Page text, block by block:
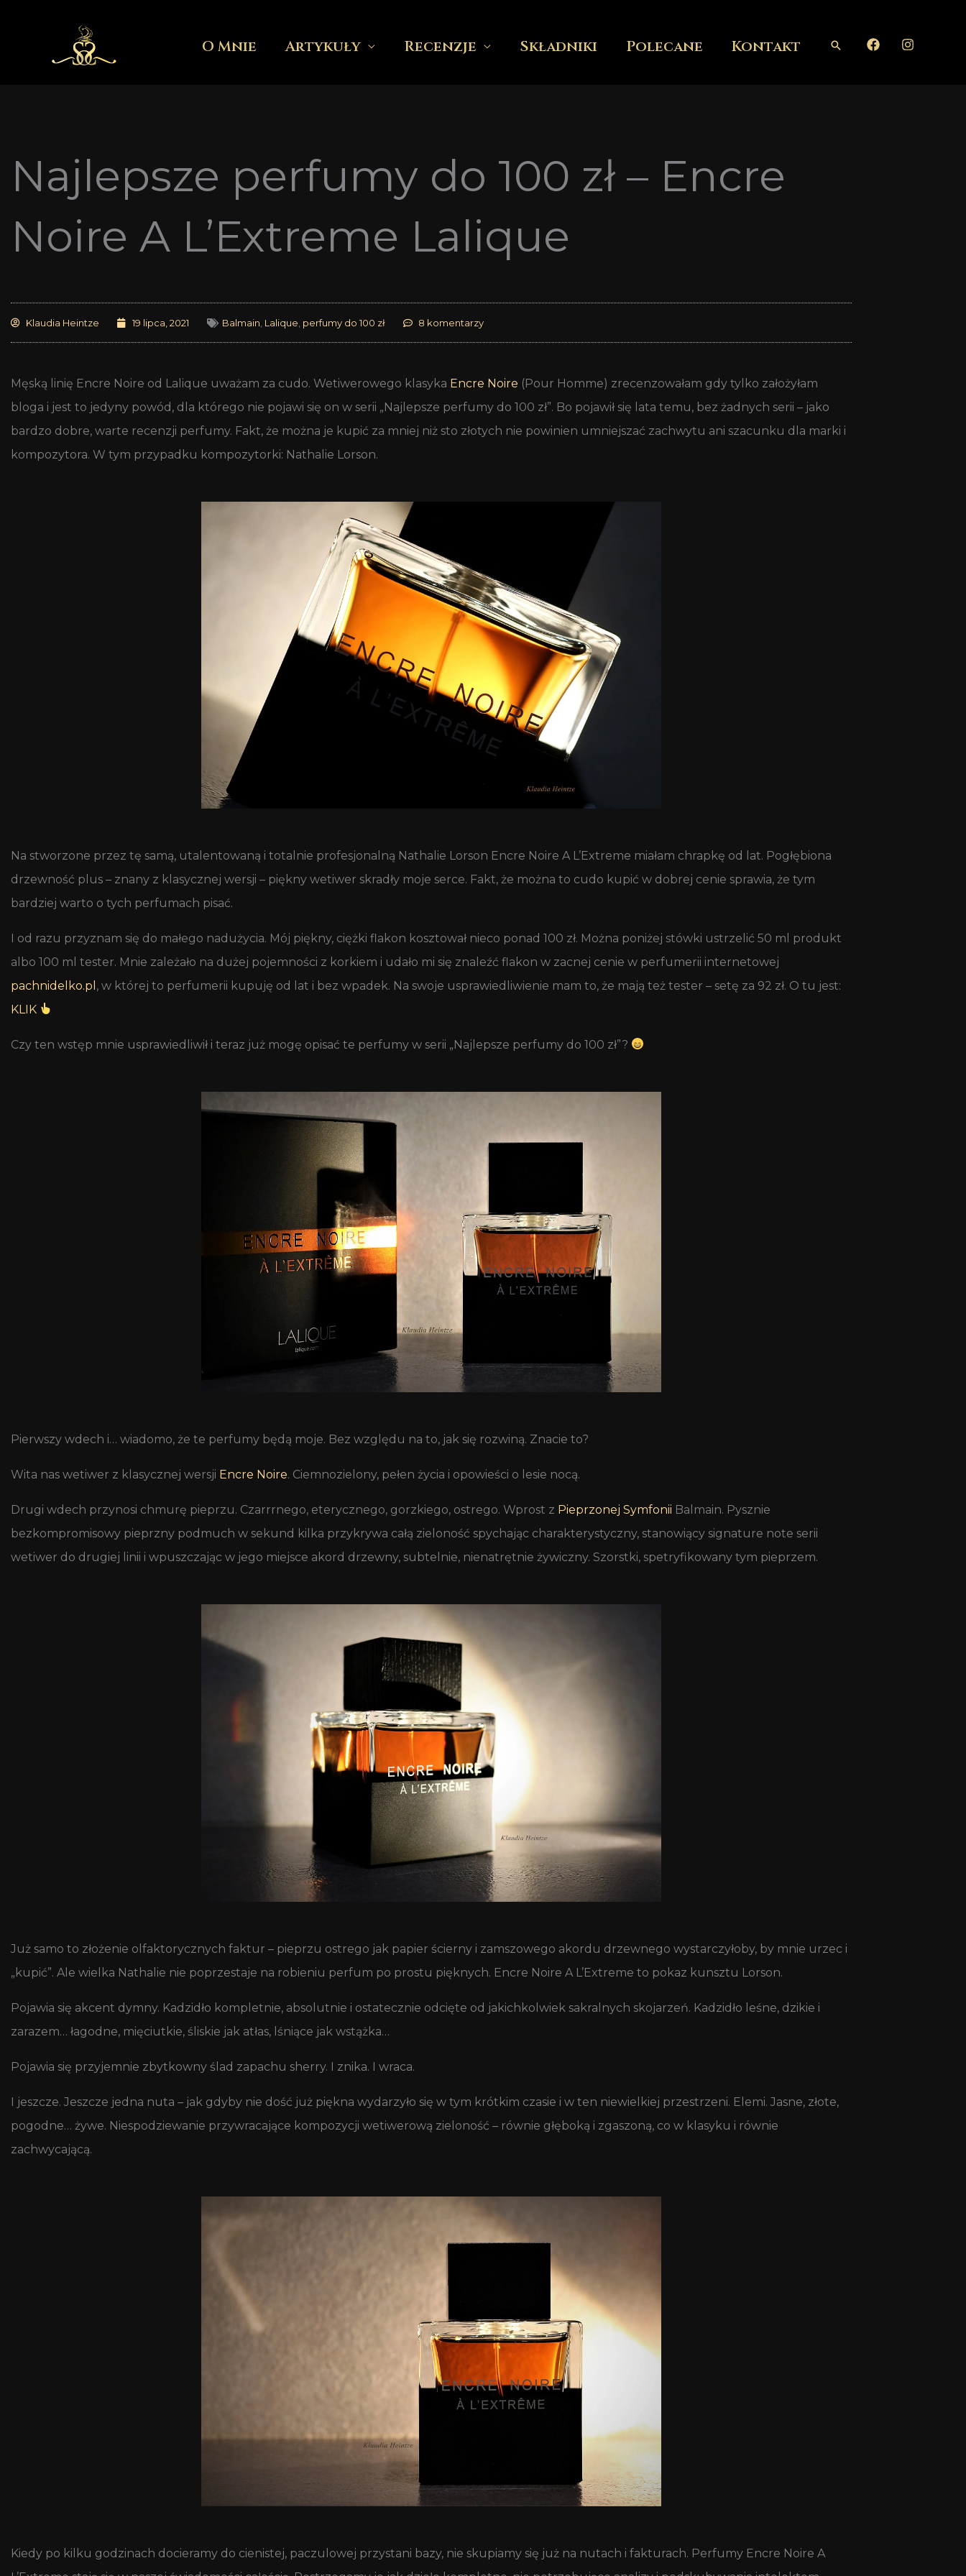
O Mnie Artykuły Recenzje Składniki Polecane Kontakt Szukaj
Najlepsze perfumy do 100 zł – Encre
Noire A L’Extreme Lalique
Klaudia Heintze 19 lipca, 2021 Balmain Lalique perfumy do 100 zł 8 komentarzy
Męską linię Encre Noire od Lalique uważam za cudo. Wetiwerowego klasyka Encre Noire (Pour Homme) zrecenzowałam gdy tylko założyłam
bloga i jest to jedyny powód, dla którego nie pojawi się on w serii „Najlepsze perfumy do 100 zł”. Bo pojawił się lata temu, bez żadnych serii – jako
bardzo dobre, warte recenzji perfumy. Fakt, że można je kupić za mniej niż sto złotych nie powinien umniejszać zachwytu ani szacunku dla marki i
kompozytora. W tym przypadku kompozytorki: Nathalie Lorson.
Na stworzone przez tę samą, utalentowaną i totalnie profesjonalną Nathalie Lorson Encre Noire A L’Extreme miałam chrapkę od lat. Pogłębiona
drzewność plus – znany z klasycznej wersji – piękny wetiwer skradły moje serce. Fakt, że można to cudo kupić w dobrej cenie sprawia, że tym
bardziej warto o tych perfumach pisać.
I od razu przyznam się do małego nadużycia. Mój piękny, ciężki flakon kosztował nieco ponad 100 zł. Można poniżej stówki ustrzelić 50 ml produkt
albo 100 ml tester. Mnie zależało na dużej pojemności z korkiem i udało mi się znaleźć flakon w zacnej cenie w perfumerii internetowej
pachnidelko.pl , w której to perfumerii kupuję od lat i bez wpadek. Na swoje usprawiedliwienie mam to, że mają też tester – setę za 92 zł. O tu jest:
KLIK
Czy ten wstęp mnie usprawiedliwił i teraz już mogę opisać te perfumy w serii „Najlepsze perfumy do 100 zł”?
Pierwszy wdech i… wiadomo, że te perfumy będą moje. Bez względu na to, jak się rozwiną. Znacie to?
Wita nas wetiwer z klasycznej wersji Encre Noire. Ciemnozielony, pełen życia i opowieści o lesie nocą.
Drugi wdech przynosi chmurę pieprzu. Czarrrnego, eterycznego, gorzkiego, ostrego. Wprost z Pieprzonej Symfonii Balmain. Pysznie
bezkompromisowy pieprzny podmuch w sekund kilka przykrywa całą zieloność spychając charakterystyczny, stanowiący signature note serii
wetiwer do drugiej linii i wpuszczając w jego miejsce akord drzewny, subtelnie, nienatrętnie żywiczny. Szorstki, spetryfikowany tym pieprzem.
Już samo to złożenie olfaktorycznych faktur – pieprzu ostrego jak papier ścierny i zamszowego akordu drzewnego wystarczyłoby, by mnie urzec i
„kupić”. Ale wielka Nathalie nie poprzestaje na robieniu perfum po prostu pięknych. Encre Noire A L’Extreme to pokaz kunsztu Lorson.
Pojawia się akcent dymny. Kadzidło kompletnie, absolutnie i ostatecznie odcięte od jakichkolwiek sakralnych skojarzeń. Kadzidło leśne, dzikie i
zarazem… łagodne, mięciutkie, śliskie jak atłas, lśniące jak wstążka…
Pojawia się przyjemnie zbytkowny ślad zapachu sherry. I znika. I wraca.
I jeszcze. Jeszcze jedna nuta – jak gdyby nie dość już piękna wydarzyło się w tym krótkim czasie i w ten niewielkiej przestrzeni. Elemi. Jasne, złote,
pogodne… żywe. Niespodziewanie przywracające kompozycji wetiwerową zieloność – równie głęboką i zgaszoną, co w klasyku i równie
zachwycającą.
Kiedy po kilku godzinach docieramy do cienistej, paczulowej przystani bazy, nie skupiamy się już na nutach i fakturach. Perfumy Encre Noire A